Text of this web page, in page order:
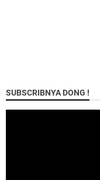
SUBSCRIBNYA DONG !